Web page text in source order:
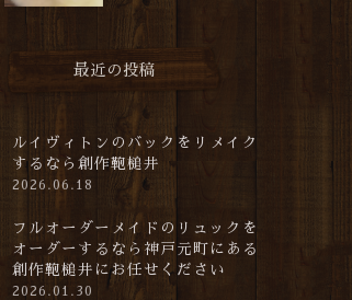
最近の投稿
ルイヴィトンのバックをリメイク
するなら創作鞄槌井
2026.06.18
フルオーダーメイドのリュックを
オーダーするなら神戸元町にある
創作鞄槌井にお任せください
2026.01.30